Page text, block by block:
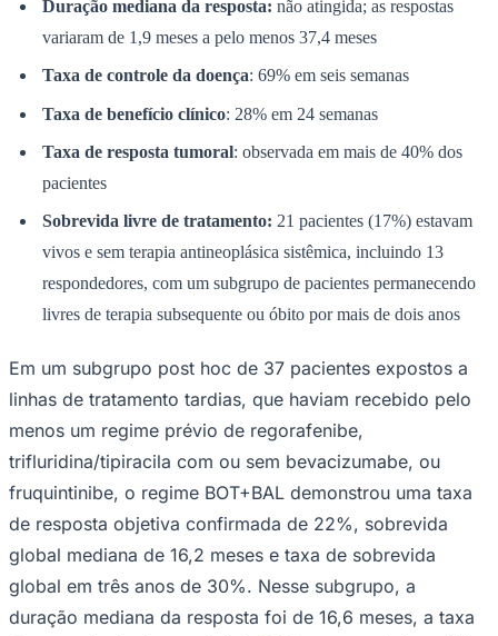
Duração mediana da resposta: não atingida; as respostas
variaram de 1,9 meses a pelo menos 37,4 meses
Taxa de controle da doença: 69% em seis semanas
Taxa de benefício clínico: 28% em 24 semanas
Taxa de resposta tumoral: observada em mais de 40% dos
pacientes
Sobrevida livre de tratamento: 21 pacientes (17%) estavam
vivos e sem terapia antineoplásica sistêmica, incluindo 13
respondedores, com um subgrupo de pacientes permanecendo
livres de terapia subsequente ou óbito por mais de dois anos
Em um subgrupo post hoc de 37 pacientes expostos a
linhas de tratamento tardias, que haviam recebido pelo
menos um regime prévio de regorafenibe,
trifluridina/tipiracila com ou sem bevacizumabe, ou
fruquintinibe, o regime BOT+BAL demonstrou uma taxa
de resposta objetiva confirmada de 22%, sobrevida
global mediana de 16,2 meses e taxa de sobrevida
global em três anos de 30%. Nesse subgrupo, a
duração mediana da resposta foi de 16,6 meses, a taxa